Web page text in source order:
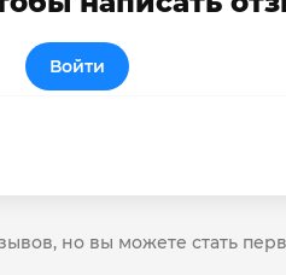
Войти
но вы можете стать